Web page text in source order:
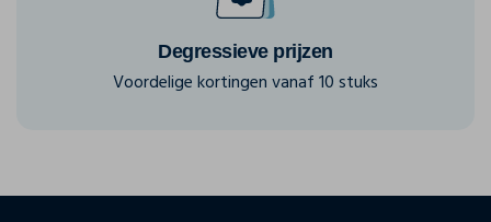
Degressieve prijzen
Voordelige kortingen vanaf 10 stuks